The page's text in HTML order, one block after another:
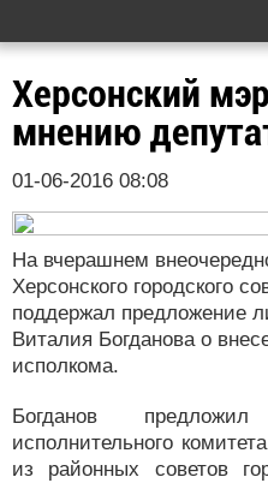
Херсонский
мнению
01-06-2016 08:08
На вчерашнем
Херсонского городского
поддержал предложение
Виталия Богданова о
исполкома.
Богданов
исполнительного
из районных советов